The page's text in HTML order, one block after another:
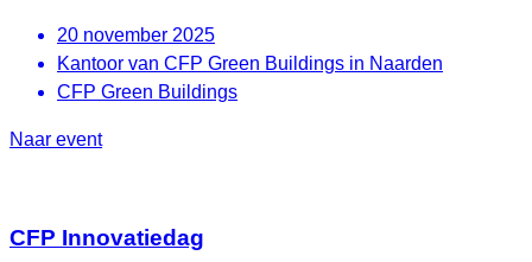
20 november 2025
Kantoor van CFP Green Buildings in Naarden
CFP Green Buildings
Naar event
CFP Innovatiedag